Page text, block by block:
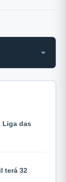
Liga das
terá 32